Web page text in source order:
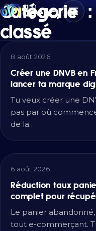
Catégorie :
classé
8 août 2026
Créer une DNVB en
lancer ta marque
Tu veux créer une
pas par où
de la…
6 août 2026
Réduction taux
complet pour
Le panier
tout e-commerçant.